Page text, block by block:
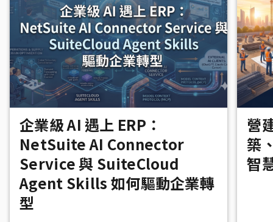
企業級 AI 遇上 ERP：
NetSuite AI Connector
Service 與 SuiteCloud
Agent Skills 如何驅動企業轉
型
營
築
智